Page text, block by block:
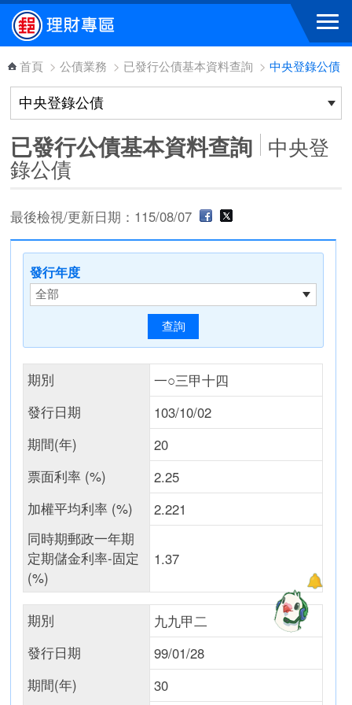
跳到主要內容區塊
首頁 > 公債業務 > 已發行公債基本資料查詢 > 中央登錄公債
已發行公債基本資料查詢 中央登
錄公債
最後檢視/更新日期：115/08/07
發行年度
期別
一○三甲十四
發行日期
103/10/02
期間(年)
20
票面利率 (%)
2.25
加權平均利率 (%)
2.221
同時期郵政一年期
定期儲金利率-固定
(%)
1.37
期別
九九甲二
發行日期
99/01/28
期間(年)
30